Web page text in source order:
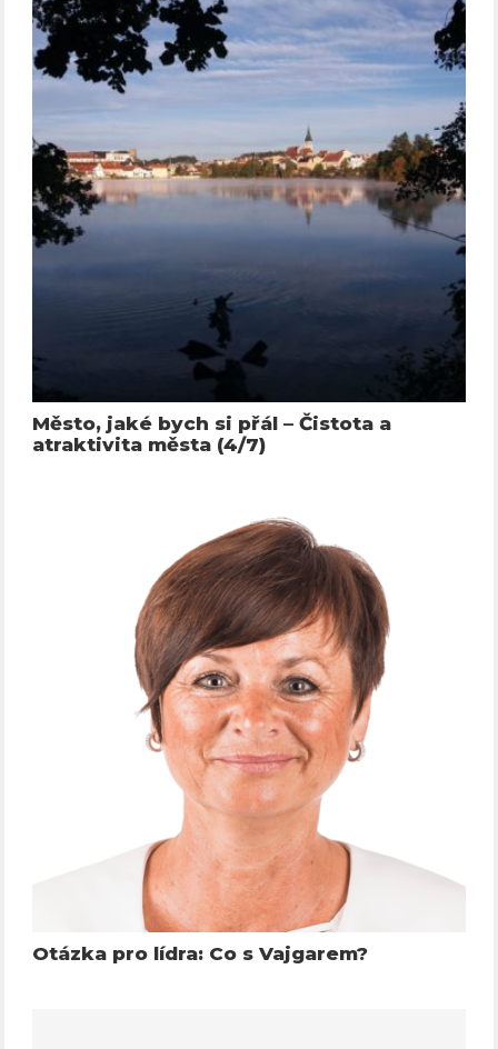
Město, jaké bych si přál – Čistota a
atraktivita města (4/7)
Otázka pro lídra: Co s Vajgarem?